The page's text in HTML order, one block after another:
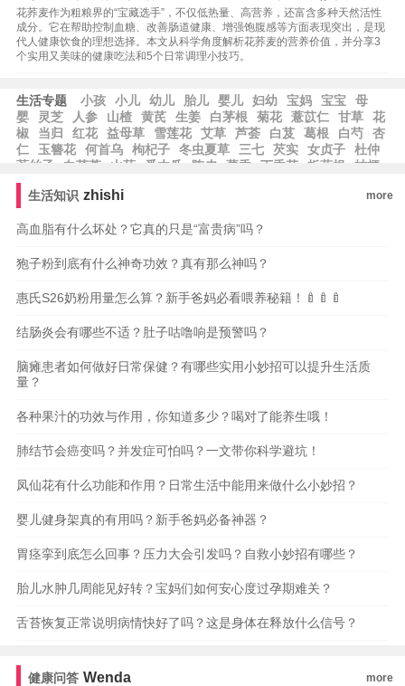
花荞麦作为粗粮界的“宝藏选手”，不仅低热量、高营养，还富含多种天然活性
成分。它在帮助控制血糖、改善肠道健康、增强饱腹感等方面表现突出，是现
代人健康饮食的理想选择。本文从科学角度解析花荞麦的营养价值，并分享3
个实用又美味的健康吃法和5个日常调理小技巧。
生活专题 小孩 小儿 幼儿 胎儿 婴儿 妇幼 宝妈 宝宝
母
婴
灵芝 人参 山楂 黄芪 生姜 白茅根 菊花 薏苡仁 甘草
花
椒
当归 红花 益母草 雪莲花 艾草 芦荟 白芨 葛根 白芍
杏
仁
玉簪花 何首乌 枸杞子 冬虫夏草 三七 芡实 女贞子
杜仲
菟丝子
白茯苓 山药 番木瓜 陈皮 藿香 丁香花 板蓝根 桔梗
生活知识 zhishi more
高血脂有什么坏处？它真的只是“富贵病”吗？
狍子粉到底有什么神奇功效？真有那么神吗？
惠氏S26奶粉用量怎么算？新手爸妈必看喂养秘籍！🍼🍼🍼
结肠炎会有哪些不适？肚子咕噜响是预警吗？
脑瘫患者如何做好日常保健？有哪些实用小妙招可以提升生活质
量？
各种果汁的功效与作用，你知道多少？喝对了能养生哦！
肺结节会癌变吗？并发症可怕吗？一文带你科学避坑！
凤仙花有什么功能和作用？日常生活中能用来做什么小妙招？
婴儿健身架真的有用吗？新手爸妈必备神器？
胃痉挛到底怎么回事？压力大会引发吗？自救小妙招有哪些？
胎儿水肿几周能见好转？宝妈们如何安心度过孕期难关？
舌苔恢复正常说明病情快好了吗？这是身体在释放什么信号？
健康问答 Wenda more